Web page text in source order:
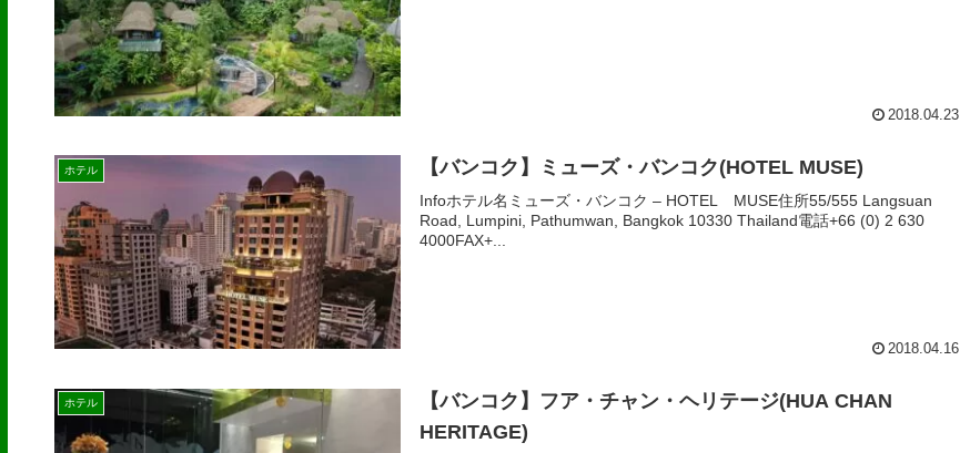
2018.04.23
ホテル 【バンコク】ミューズ・バンコク(HOTEL MUSE)
Infoホテル名ミューズ・バンコク – HOTEL MUSE住所55/555 Langsuan
Road, Lumpini, Pathumwan, Bangkok 10330 Thailand電話+66 (0) 2 630
4000FAX+...
2018.04.16
ホテル
【バンコク】フア・チャン・ヘリテージ(HUA CHAN
HERITAGE)